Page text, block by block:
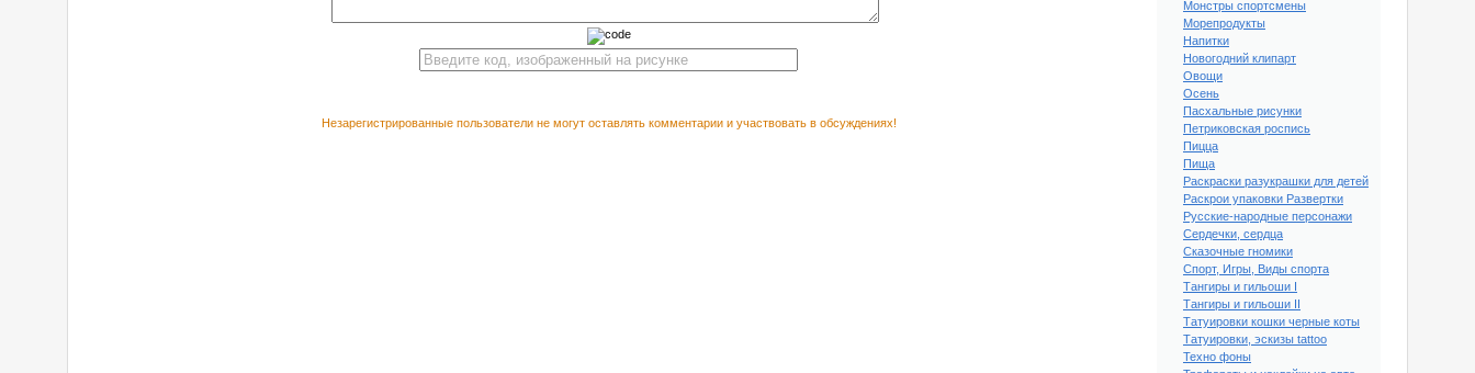
Незарегистрированные пользователи не могут оставлять комментарии и участвовать в обсуждениях!
Монстры спортсмены
Морепродукты
Напитки
Новогодний клипарт
Овощи
Осень
Пасхальные рисунки
Петриковская роспись
Пицца
Пища
Раскраски разукрашки для детей
Раскрои упаковки Развертки
Русские-народные персонажи
Сердечки, сердца
Сказочные гномики
Спорт, Игры, Виды спорта
Тангиры и гильоши I
Тангиры и гильоши II
Татуировки кошки черные коты
Татуировки, эскизы tattoo
Техно фоны